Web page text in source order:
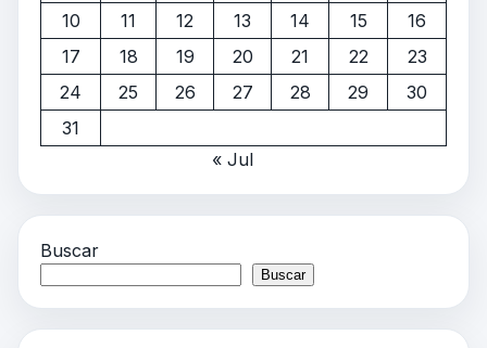
10
11 12 13 14 15
16
17
18 19 20 21 22
23
24
25 26 27 28 29
30
31
« Jul
Buscar
Buscar